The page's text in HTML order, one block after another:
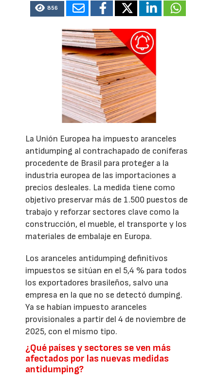
856
La Unión Europea ha impuesto aranceles
antidumping al contrachapado de coníferas
procedente de Brasil para proteger a la
industria europea de las importaciones a
precios desleales. La medida tiene como
objetivo preservar más de 1.500 puestos de
trabajo y reforzar sectores clave como la
construcción, el mueble, el transporte y los
materiales de embalaje en Europa.
Los aranceles antidumping definitivos
impuestos se sitúan en el 5,4 % para todos
los exportadores brasileños, salvo una
empresa en la que no se detectó dumping.
Ya se habían impuesto aranceles
provisionales a partir del 4 de noviembre de
2025, con el mismo tipo.
¿Qué países y sectores se ven más
afectados por las nuevas medidas
antidumping?